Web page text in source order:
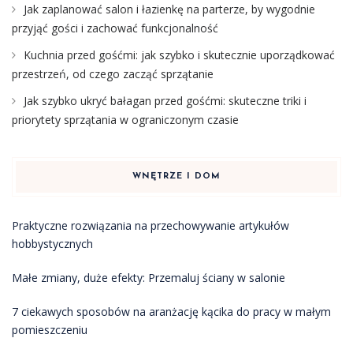
Jak zaplanować salon i łazienkę na parterze, by wygodnie
przyjąć gości i zachować funkcjonalność
Kuchnia przed gośćmi: jak szybko i skutecznie uporządkować
przestrzeń, od czego zacząć sprzątanie
Jak szybko ukryć bałagan przed gośćmi: skuteczne triki i
priorytety sprzątania w ograniczonym czasie
WNĘTRZE I DOM
Praktyczne rozwiązania na przechowywanie artykułów
hobbystycznych
Małe zmiany, duże efekty: Przemaluj ściany w salonie
7 ciekawych sposobów na aranżację kącika do pracy w małym
pomieszczeniu